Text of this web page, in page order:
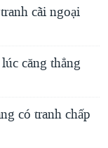
cãi ngoại
căng thẳng
có tranh chấp